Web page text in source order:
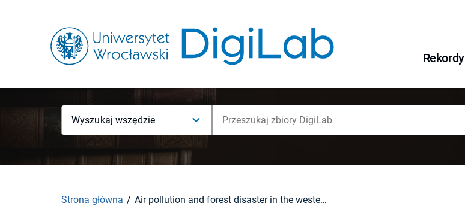
Rekordy
Wyszukaj wszędzie
Strona główna Air pollution and forest disaster in the western Sudety Mountains in the light of upper spruce tree ring data